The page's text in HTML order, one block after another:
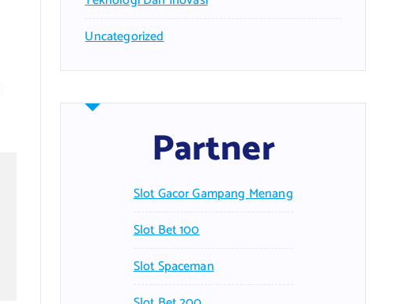
Uncategorized
Partner
Slot Gacor Gampang Menang
Slot Bet 100
Slot Spaceman